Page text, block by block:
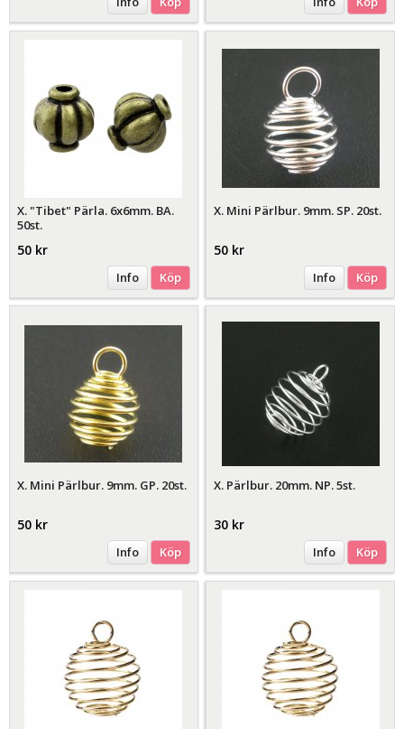
X. "Tibet" Pärla. 6x6mm. BA.
50st.
50 kr
Info Köp
X. Mini Pärlbur. 9mm. SP. 20st.
50 kr
Info Köp
X. Mini Pärlbur. 9mm. GP. 20st.
50 kr
Info Köp
X. Pärlbur. 20mm. NP. 5st.
30 kr
Info Köp